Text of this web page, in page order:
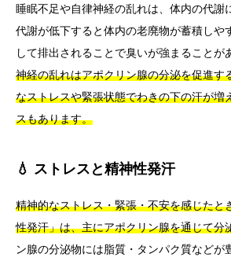
睡眠不足や自律神経の乱れは、体内の代謝
代謝が低下すると体内の老廃物が蓄積しや
して排出されることで臭いが強まることが
神経の乱れはアポクリン腺の分泌を促進す
なストレスや緊張状態でわきの下の汗が増
スもあります。
💧 ストレスと精神性発汗
精神的なストレス・緊張・不安を感じたと
性発汗」は、主にアポクリン腺を通じて分
ン腺の分泌物には脂質・タンパク質などが